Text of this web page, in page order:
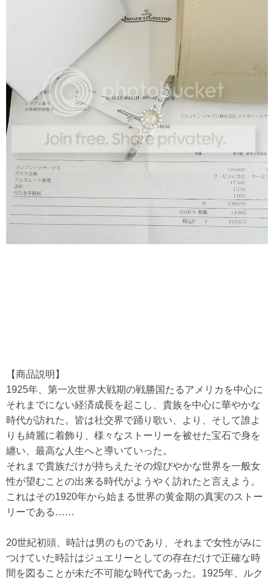
【商品説明】
1925年、第一次世界大戦期の戦勝国たるアメリカを中心に
それまでにない経済成長を起こし、貴族を中心に華やかな
時代が訪れた。皆は社交界で踊り歌い、より、そして誰よ
りも綺麗に着飾り、様々なストーリーを被せた宝石で身を
纏い、最高な人生へと導いていった。
それまで貴族だけが持ちえたその煌びやかな世界を一般女
性が望むことの出来る時代がようやく訪れたと言えよう。
これはその1920年から始まる世界の黄金期の真実のストー
リーである……
20世紀初頭、時計は男のものであり、それまで女性がみに
つけていた時計はジュエリーとしての存在だけで正確な時
間を図ることが未だ不可能な時代であった。1925年、ルク